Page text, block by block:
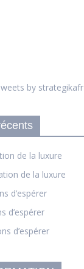
by strategikafr
de la luxure
de la luxure
d’espérer
d’espérer
d’espérer